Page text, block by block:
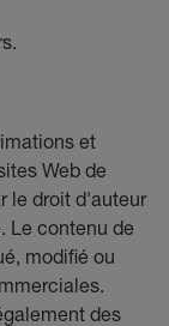
et
Web de
le droit d'auteur
Le contenu de
modifié ou
des